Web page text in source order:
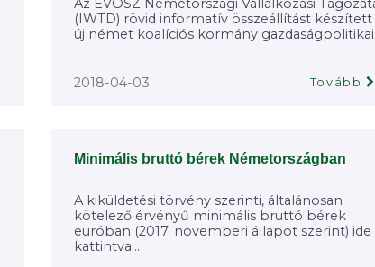
Az ÉVOSZ Németországi Vállalkozási
(IWTD) rövid informatív összeállítást készített
új német koalíciós kormány
2018-04-03 Tovább
Minimális bruttó bérek Németországban
A kiküldetési törvény szerinti, általánosan
kötelező érvényű minimális bruttó bérek
euróban (2017. novemberi állapot szerint) ide
kattintva...